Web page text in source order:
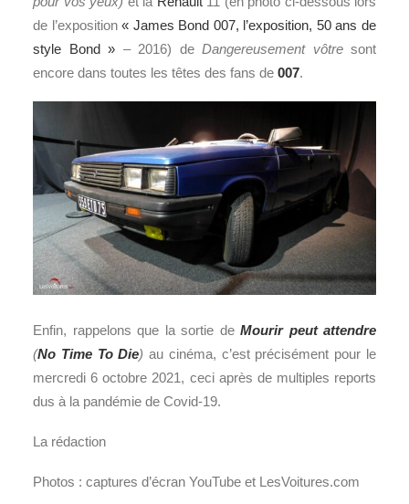
de l’exposition« James Bond 007, l’exposition, 50 ans de
style Bond » – 2016) de Dangereusement vôtre sont
encore dans toutes les têtes des fans de 007.
Enfin, rappelons que la sortie de Mourir peut attendre
(No Time To Die)au cinéma, c’est précisément pour le
mercredi 6 octobre 2021, ceci après de multiples reports
dus à la pandémie de Covid-19.
La rédaction
Photos : captures d’écran YouTube et LesVoitures.com